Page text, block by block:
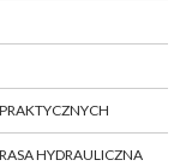
HYDRAULICZNA